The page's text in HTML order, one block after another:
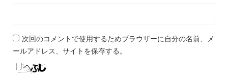
次回のコメントで使用するためブラウザーに自分の名前、メ
ールアドレス、サイトを保存する。